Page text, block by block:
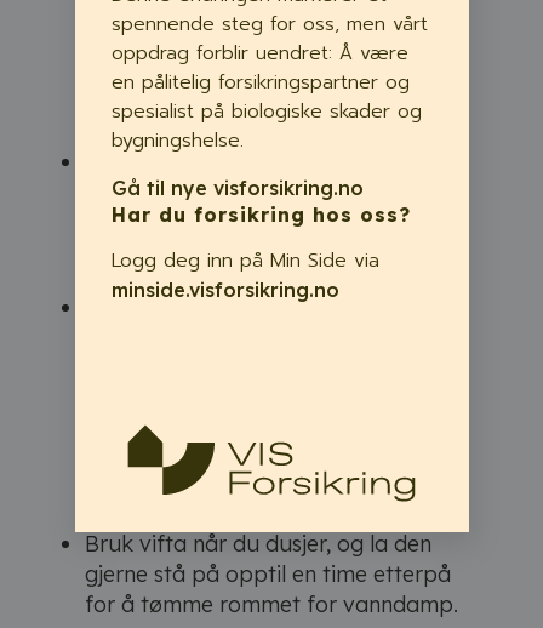
utlufting, gjerne med daglig
gjennomtrekk. Dette er spesielt viktig
på bad og i rom med tørketrommel
og vaskemaskin.
ventilasjon ved tørking av klær.
Tørking utendørs er et enda bedre
alternativ, når været tillater det.
Bad og vaskerom bør ha flat terskel
før under 65% RF. Hvis boligen har
balansert ventilasjon er det
tilstrekkelig med flat terskel.
Bruk vifta når du dusjer, og la den
gjerne stå på opptil en time etterpå
for å tømme rommet for vanndamp.
spennende steg for oss, men vårt
oppdrag forblir uendret: Å være
en pålitelig forsikringspartner og
spesialist på biologiske skader og
bygningshelse.
Gå til nye visforsikring.no
Har du forsikring hos oss?
Logg deg inn på Min Side via
minside.visforsikring.no